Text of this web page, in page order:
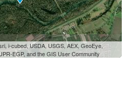
i-cubed, USDA, USGS, AEX, GeoEye,
EGP, and the GIS User Community